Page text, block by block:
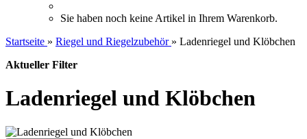
Sie haben noch keine Artikel in Ihrem Warenkorb.
Startseite » Riegel und Riegelzubehör » Ladenriegel und Klöbchen
Aktueller Filter
Ladenriegel und Klöbchen